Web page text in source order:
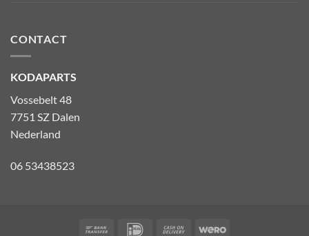
CONTACT
KODAPARTS
Vossebelt 48
7751 SZ Dalen
Nederland
06 53438523
Bank IDeal Cash Wero